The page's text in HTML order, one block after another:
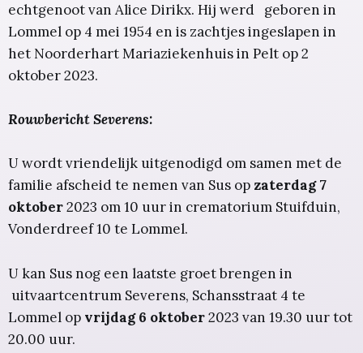
echtgenoot van Alice Dirikx. Hij werd geboren in
Lommel op 4 mei 1954 en is zachtjes ingeslapen in
het Noorderhart Mariaziekenhuis in Pelt op 2
oktober 2023.
Rouwbericht Severens:
U wordt vriendelijk uitgenodigd om samen met de
familie afscheid te nemen van Sus op zaterdag 7
oktober2023 om 10 uur in crematorium Stuifduin,
Vonderdreef 10 te Lommel.
U kan Sus nog een laatste groet brengen in
uitvaartcentrum Severens, Schansstraat 4 te
Lommel op vrijdag 6 oktober2023 van 19.30 uur tot
20.00 uur.